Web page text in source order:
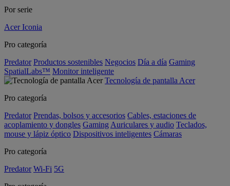
Por serie
Acer Iconia
Pro categoría
Predator Productos sostenibles Negocios Día a día Gaming
SpatialLabs™ Monitor inteligente
Tecnología de pantalla Acer
Pro categoría
Predator Prendas, bolsos y accesorios Cables, estaciones de
acoplamiento y dongles Gaming Auriculares y audio Teclados,
mouse y lápiz óptico Dispositivos inteligentes Cámaras
Pro categoría
Predator Wi-Fi 5G